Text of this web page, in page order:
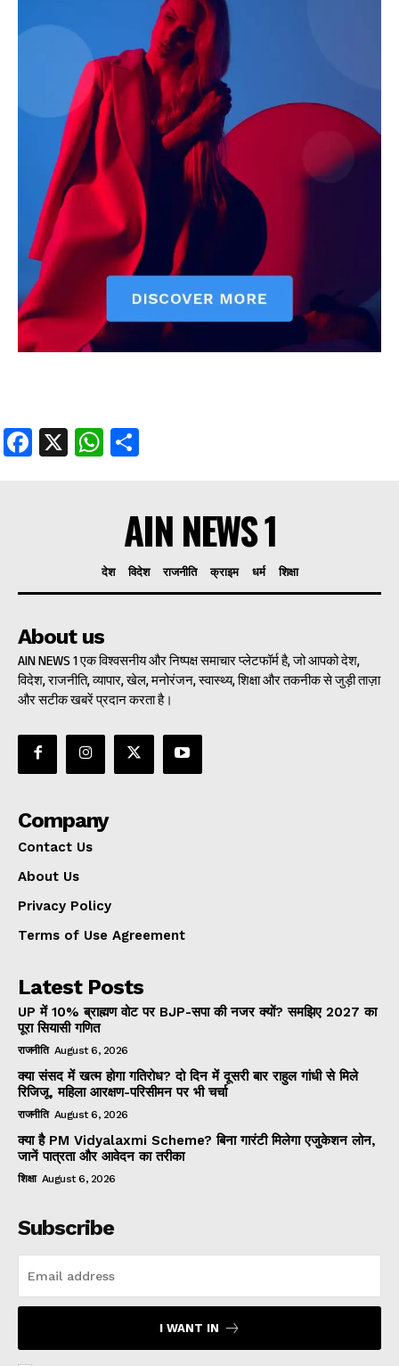
Contact Us
Privacy Policy
Terms of Use Agreement
Facebook
X WhatsApp
Share
Facebook
X WhatsApp
AIN NEWS 1
देश विदेश राजनीति क्राइम धर्म शिक्षा
About us
AIN NEWS 1 एक विश्वसनीय और निष्पक्ष समाचार प्लेटफॉर्म है, जो आपको देश,
विदेश, राजनीति, व्यापार, खेल, मनोरंजन, स्वास्थ्य, शिक्षा और तकनीक से जुड़ी ताज़ा
और सटीक खबरें प्रदान करता है।
Company
Contact Us
About Us
Privacy Policy
Terms of Use Agreement
Latest Posts
UP में 10% ब्राह्मण वोट पर BJP-सपा की नजर क्यों? समझिए 2027 का
पूरा सियासी गणित
राजनीति August 6, 2026
क्या संसद में खत्म होगा गतिरोध? दो दिन में दूसरी बार राहुल गांधी से मिले
रिजिजू, महिला आरक्षण-परिसीमन पर भी चर्चा
राजनीति August 6, 2026
क्या है PM Vidyalaxmi Scheme? बिना गारंटी मिलेगा एजुकेशन लोन,
जानें पात्रता और आवेदन का तरीका
शिक्षा August 6, 2026
Subscribe
I WANT IN